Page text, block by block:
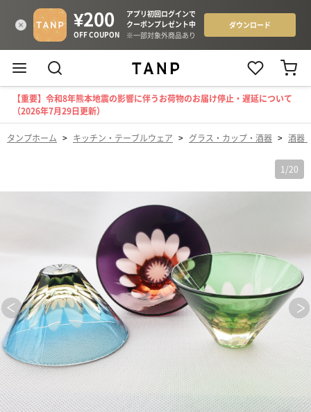
【重要】令和8年熊本地震の影響に伴うお荷物のお届け停止・遅延について
（2026年7月29日更新）
タンプホーム > キッチン・テーブルウェア > グラス・カップ・酒器 > 酒器
1 /20